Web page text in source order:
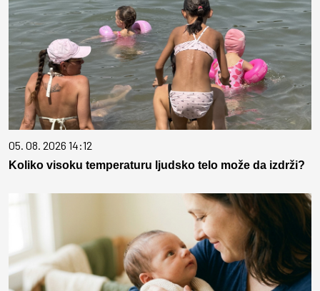
05. 08. 2026 14:12
Koliko visoku temperaturu ljudsko telo može da izdrži?